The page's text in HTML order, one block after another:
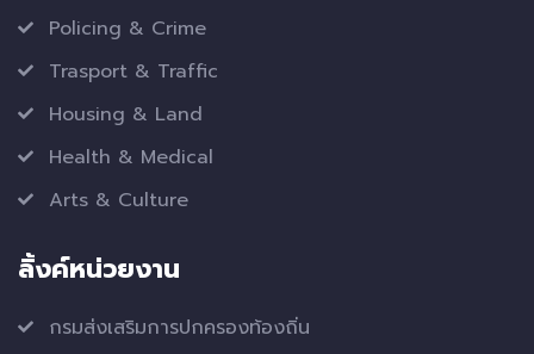
Policing & Crime
Trasport & Traffic
Housing & Land
Health & Medical
Arts & Culture
ลิ้งค์หน่วยงาน
กรมส่งเสริมการปกครองท้องถิ่น